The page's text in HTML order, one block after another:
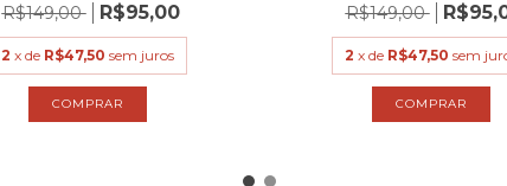
R$149,00 R$95,00
2 x de R$47,50 sem juros
R$149,00
2 x de R$47,50 sem